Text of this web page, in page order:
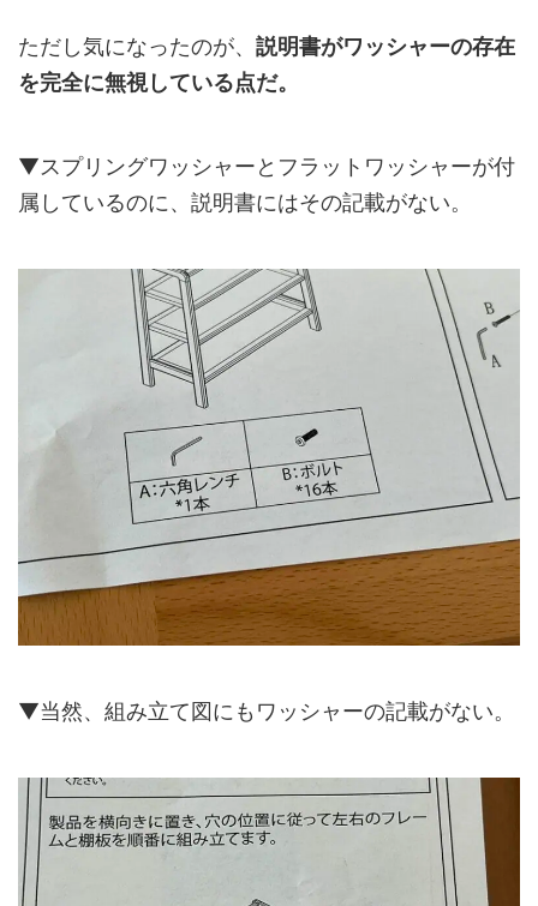
ただし気になったのが、 説明書がワッシャーの存在
を完全に無視している点だ。
▼スプリングワッシャーとフラットワッシャーが付
属しているのに、説明書にはその記載がない。
▼当然、組み立て図にもワッシャーの記載がない。